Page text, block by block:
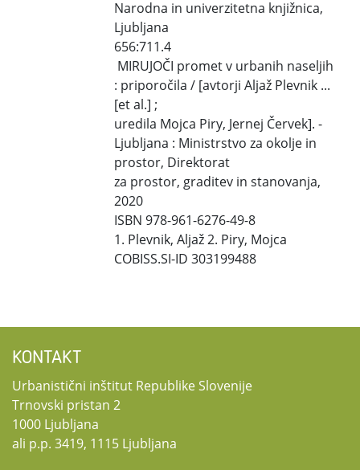
Narodna in univerzitetna knjižnica,
Ljubljana
656:711.4
MIRUJOČI promet v urbanih naseljih
: priporočila / [avtorji Aljaž Plevnik ...
[et al.] ;
uredila Mojca Piry, Jernej Červek]. -
Ljubljana : Ministrstvo za okolje in
prostor, Direktorat
za prostor, graditev in stanovanja,
2020
ISBN 978-961-6276-49-8
1. Plevnik, Aljaž 2. Piry, Mojca
COBISS.SI-ID 303199488
KONTAKT
Urbanistični inštitut Republike Slovenije
Trnovski pristan 2
1000 Ljubljana
ali p.p. 3419, 1115 Ljubljana